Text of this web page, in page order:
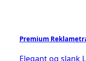
Premium
Elegant og slank